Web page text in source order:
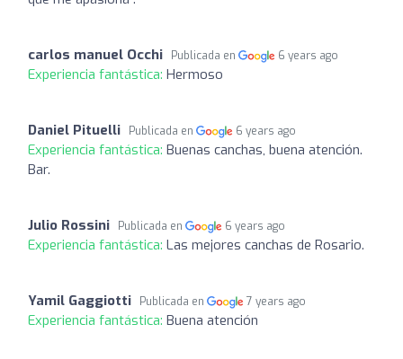
carlos manuel Occhi Publicada en 6 years ago
Experiencia fantástica: Hermoso
Daniel Pituelli Publicada en 6 years ago
Experiencia fantástica: Buenas canchas, buena atención.
Bar.
Julio Rossini Publicada en 6 years ago
Experiencia fantástica: Las mejores canchas de Rosario.
Yamil Gaggiotti Publicada en 7 years ago
Experiencia fantástica: Buena atención